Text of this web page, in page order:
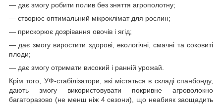
— дає змогу робити полив без зняття агрополотну;
— створює оптимальний мікроклімат для рослин;
— прискорює дозрівання овочів і ягід;
— дає змогу виростити здорові, екологічні, смачні та соковиті
плоди;
— дає змогу отримати високий і ранній урожай.
Крім того, УФ-стабілізатори, які містяться в складі спанбонду,
дають змогу використовувати покривне агроволокно
багаторазово (не менш ніж 4 сезони), що неабияк заощадить